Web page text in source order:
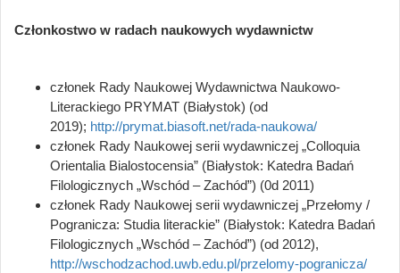
Członkostwo w radach naukowych wydawnictw
członek Rady Naukowej Wydawnictwa Naukowo-
Literackiego PRYMAT (Białystok) (od
2019); http://prymat.biasoft.net/rada-naukowa/
członek Rady Naukowej serii wydawniczej „Colloquia
Orientalia Bialostocensia” (Białystok: Katedra Badań
Filologicznych „Wschód – Zachód”) (0d 2011)
członek Rady Naukowej serii wydawniczej „Przełomy /
Pogranicza: Studia literackie” (Białystok: Katedra Badań
Filologicznych „Wschód – Zachód”) (od 2012),
http://wschodzachod.uwb.edu.pl/przelomy-pogranicza/